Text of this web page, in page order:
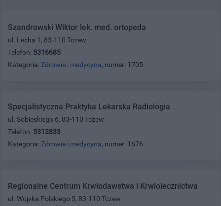
Szandrowski Wiktor lek. med. ortopeda
ul. Lecha 1, 83-110 Tczew
Telefon: 5316685
Kategoria: Zdrowie i medycyna, numer: 1705
Specjalistyczna Praktyka Lekarska Radiologia
ul. Sobieskiego 6, 83-110 Tczew
Telefon: 5312833
Kategoria: Zdrowie i medycyna, numer: 1676
Regionalne Centrum Krwiodawstwa i Krwiolecznictwa
ul. Wojska Polskiego 5, 83-110 Tczew